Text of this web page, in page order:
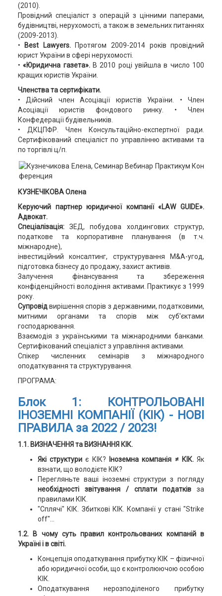
(2010).
Провідний спеціаліст з операцій з цінними паперами,
будівництві, нерухомості, а також в земельних питаннях
(2009-2013).
• Best Lawyers.Протягом 2009-2014 років провідний
юрист України в сфері нерухомості.
•«Юридична газета».В 2010 році увійшла в число 100
кращих юристів України.
Членства та сертифікати.
• Дійсний член Асоціації юристів України. • Член
Асоціації юристів фондового ринку. • Член
Конфедерації будівельників.
• ДКЦПФР. Член Консультаційно-експертної ради.
Сертифікований спеціаліст по управлінню активами та
по торгівлі ц/п.
КУЗНЕЧІКОВА Олена
Керуючий партнер юридичної компанії «LAW GUIDE».
Адвокат.
Спеціалізація:ЗЕД, побудова холдингових структур,
податкове та корпоративне планування (в т.ч.
міжнародне),
інвестиційний консалтинг, структурування M&A-угод,
підготовка бізнесу до продажу, захист активів.
Залучення фінансування та збереження
конфіденційності володіння активами. Практикує з 1999
року.
Супровідвирішення спорів з державними, податковими,
митними органами та спорів між суб'єктами
господарювання.
Взаємодія з українськими та міжнародними банками.
Сертифікований спеціаліст з управління активами.
Спікер численних семінарів з міжнародного
оподаткування та структурування.
ПРОГРАМА:
Блок 1:
КОНТРОЛЬОВАНІ
ІНОЗЕМНІ КОМПАНІЇ (КІК) - НОВІ
ПРАВИЛА за 2022 / 2023!
1.1. ВИЗНАЧЕННЯ та ВИЗНАННЯ КІК.
Які структури є КІК? Іноземна компанія ≠ КІК.Як
взнати, що володієте КІК?
Перегляньте ваші іноземні структури з погляду
необхідності звітування / сплати податківза
правилами КІК.
"Сплячі" КІК. Збиткові КІК. Компанії у стані "Strike
off"...
1.2. В чому суть правил контрольованих компаній в
Україні і в світі.
Концепція оподаткування прибутку КІК – фізичної
або юридичної особи, що є контролюючою особою
КІК.
Оподаткування нерозподіленого прибутку